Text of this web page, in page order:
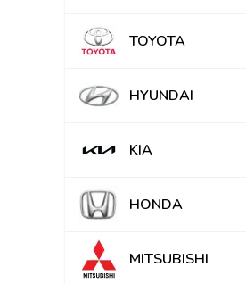
TOYOTA
HYUNDAI
KIA
HONDA
MITSUBISHI